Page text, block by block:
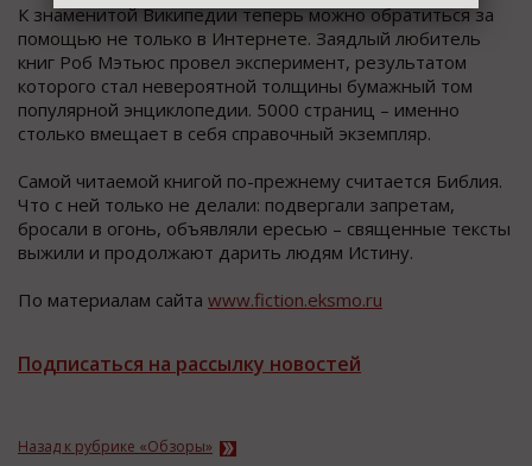
К знаменитой Википедии теперь можно обратиться за
помощью не только в Интернете. Заядлый любитель
книг Роб Мэтьюс провел эксперимент, результатом
которого стал невероятной толщины бумажный том
популярной энциклопедии. 5000 страниц – именно
столько вмещает в себя справочный экземпляр.
Самой читаемой книгой по-прежнему считается Библия.
Что с ней только не делали: подвергали запретам,
бросали в огонь, объявляли ересью – священные тексты
выжили и продолжают дарить людям Истину.
По материалам сайта www.fiction.eksmo.ru
Подписаться на рассылку новостей
Назад к рубрике «Обзоры»